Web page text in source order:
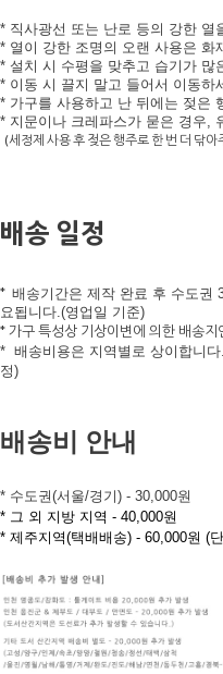
* 직사광선 또는 난로 등의 강한 열
* 열이 강한 조명의 오랜 사용은 화
* 설치 시 수평을 맞추고 습기가 많
* 이동 시 끌지 말고 들어서 이동하
* 가구를 사용하고 난 뒤에는 젖은
* 지문이나 크레파스가 묻은 경우,
(세정제 사용 후 젖은 행주로 한 번 더 닦
배송 일정
* 배송기간은 제작 완료 후 수도권
요됩니다.(영업일 기준)
* 가구 특성상 기상이변에 의한 배송지
* 배송비용은 지역별로 상이합니다.
정)
배송비 안내
* 수도권(서울/경기) - 30,000원
* 그 외 지방 지역 - 40,000원
* 제주지역(택배배송) - 60,000원 (